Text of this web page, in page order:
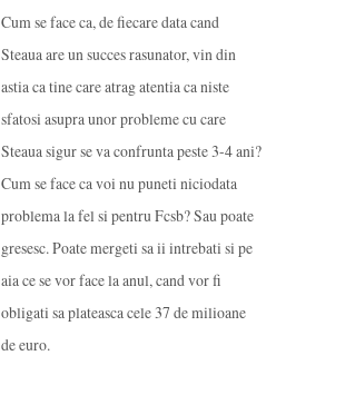
Cum se face ca, de fiecare data cand
Steaua are un succes rasunator, vin din
astia ca tine care atrag atentia ca niste
sfatosi asupra unor probleme cu care
Steaua sigur se va confrunta peste 3-4 ani?
Cum se face ca voi nu puneti niciodata
problema la fel si pentru Fcsb? Sau poate
gresesc. Poate mergeti sa ii intrebati si pe
aia ce se vor face la anul, cand vor fi
obligati sa plateasca cele 37 de milioane
de euro.